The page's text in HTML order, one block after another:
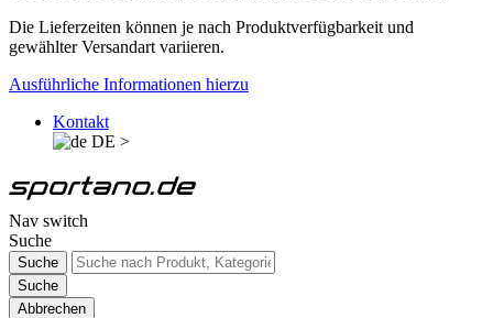
Die Lieferzeiten können je nach Produktverfügbarkeit und
gewählter Versandart variieren.
Ausführliche Informationen hierzu
Kontakt
DE >
Nav switch
Suche
Suche
Suche
Abbrechen